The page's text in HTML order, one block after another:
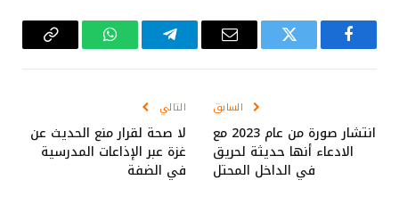
فيسبوك تويتر
البريد
تيلقرام واتساب Copy
السابق
انتشار صورة من عام 2023 مع
الادعاء أنها حديثة لحريق
في الداخل المحتل
التالي
لا صحة لقرار منع الحديث عن
غزة عبر الإذاعات المدرسية
في الضفة